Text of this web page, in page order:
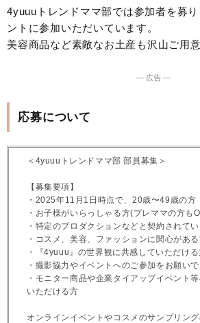
4yuuuトレンドママ部では参加者を募
ントに参加いただいています。
美容商品など素敵なお土産も沢山ご用
― 広告 ―
応募について
＜4yuuuトレンドママ部 部員募集＞
【募集要項】
・2025年11月1日時点で、20歳〜49歳の方
・お子様がいらっしゃる方(プレママの方も
・特定のプロダクションなどと契約されて
・コスメ、美容、ファッションに関心があ
・『4yuuu』の世界観に共感していただける
・撮影協力やイベントへのご参加をお願いで
・モニター商品や企業タイアップイベント
いただける方
オンラインイベントやコスメのサンプリン